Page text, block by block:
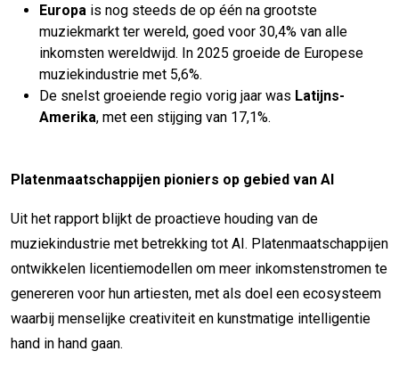
Europa is nog steeds de op één na grootste
muziekmarkt ter wereld, goed voor 30,4% van alle
inkomsten wereldwijd. In 2025 groeide de Europese
muziekindustrie met 5,6%.
De snelst groeiende regio vorig jaar was Latijns-
Amerika, met een stijging van 17,1%.
Platenmaatschappijen pioniers op gebied van AI
Uit het rapport blijkt de proactieve houding van de
muziekindustrie met betrekking tot AI. Platenmaatschappijen
ontwikkelen licentiemodellen om meer inkomstenstromen te
genereren voor hun artiesten, met als doel een ecosysteem
waarbij menselijke creativiteit en kunstmatige intelligentie
hand in hand gaan.